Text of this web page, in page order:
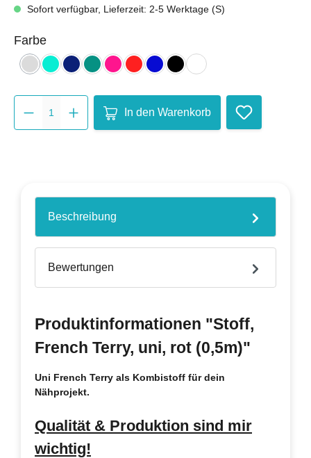
Sofort verfügbar, Lieferzeit: 2-5 Werktage (S)
Farbeauswählen
hellgrau
(Diese Option ist zurzeit nicht verfügbar.)
mintnachtblau
petrolpinkrot royalblau
schwarz
weiß
Produkt Anzahl: Gib den
In den Warenkorb
Beschreibung
Bewertungen
Produktinformationen "Stoff,
French Terry, uni, rot (0,5m)"
Uni French Terry als Kombistoff für dein
Nähprojekt.
Qualität & Produktion sind mir
wichtig!